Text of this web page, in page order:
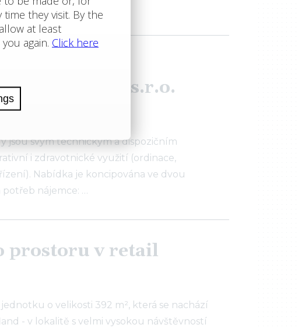
v hustě obydlené…
Trinfin, s.r.o.
jsou svým technickým a dispozičním
i zdravotnické využití (ordinace,
Nabídka je koncipována ve dvou
nájemce: …
prostoru v retail
o velikosti 392 m², která se nachází
- v lokalitě s velmi vysokou návštěvností